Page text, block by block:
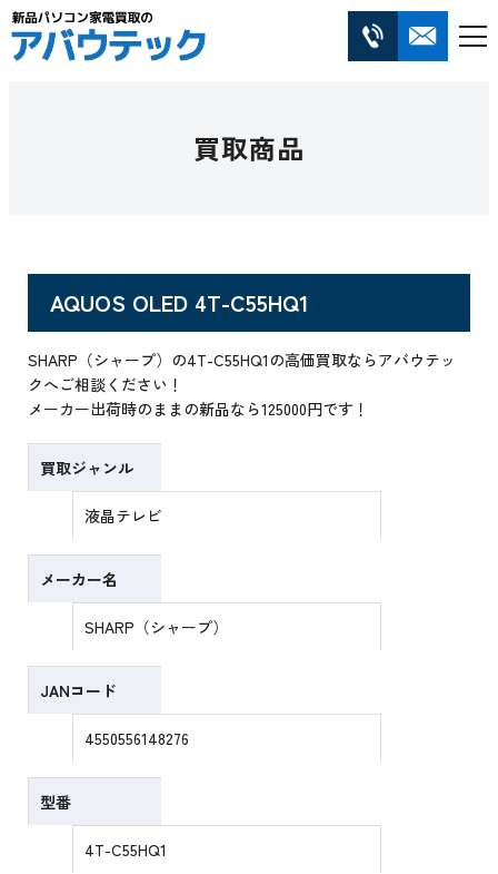
買取商品
AQUOS OLED 4T-C55HQ1
SHARP（シャープ）の4T-C55HQ1の高価買取ならアバウテッ
クへご相談ください！
メーカー出荷時のままの新品なら125000円です！
買取ジャンル
液晶テレビ
メーカー名
SHARP（シャープ）
JANコード
4550556148276
型番
4T-C55HQ1